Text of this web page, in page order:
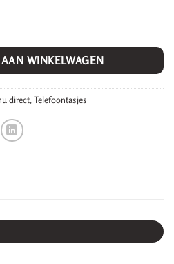
WINKELWAGEN
direct, Telefoontasjes